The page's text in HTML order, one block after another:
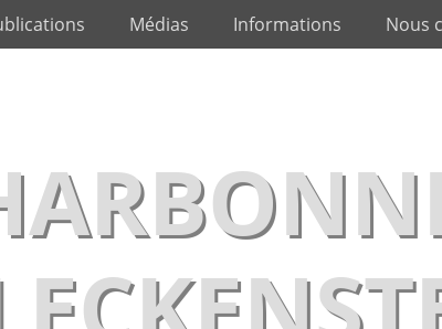
Médias Informations Nous